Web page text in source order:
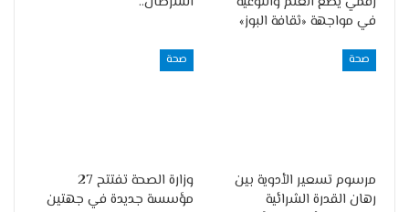
في مواجهة «ثقافة البوز»
صحة
مرسوم تسعير الأدوية بين
رهان القدرة الشرائية
صحة
وزارة الصحة تفتتح 27
مؤسسة جديدة في جهتين